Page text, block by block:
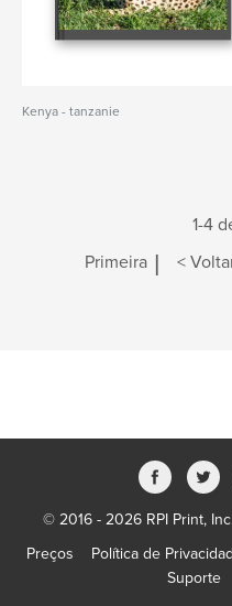
Kenya - tanzanie
1-4
Primeira | <
© 2016 - 2026 RPI Print,
Preços
Política de
Suporte